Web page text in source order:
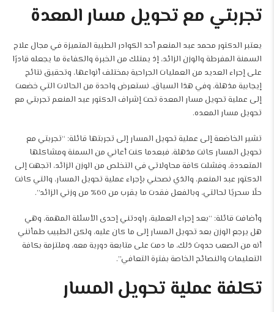
تجربتي مع تحويل مسار المعدة
يعتبر الدكتور محمد عبد المنعم أحد الكوادر الطبية المتميزة في مجال علاج
السمنة المفرطة والوزن الزائد، إذ يمتلك من الخبرة والكفاءة ما يجعله قادرًا
على إجراء العديد من العمليات الجراحية بمختلف أنواعها، وتحقيق نتائج
إيجابية مذهلة، وفي هذا السياق، نستعرض واحدة من الحالات التي خضعت
إلى عملية تحويل مسار المعدة تحت إشراف الدكتور عبد المنعم تجربتي مع
تحويل مسار المعده.
تشير الخاضعة إلى عملية تحويل المسار إلى تجربتها قائلة: “تجربتي مع
تحويل المسار كانت مذهلة، فبعدما كنت أعاني من السمنة ومشاكلها
المتعددة، وفشلت كافة محاولاتي في التخلص من الوزن الزائد، اتجهت إلى
الدكتور عبد المنعم، والذي نصحني بإجراء عملية تحويل المسار، والتي كانت
حلًا سحريًا لحالتي، وبالفعل فقدت ما يقرب من 60% من وزني الزائد”.
وأضافت قائلة: “بعد إجراء العملية، راودتني إحدى الأسئلة المهمة، وهي
هل يرجع الوزن بعد تحويل المسار إلى ما كان عليه، ولكن الطبيب طمأنني
أنه من الصعب حدوث ذلك، ما دمت على متابعة دورية معه، وملتزمة بكافة
التعليمات والنصائح الخاصة بفترة التعافي”.
تكلفة عملية تحويل المسار